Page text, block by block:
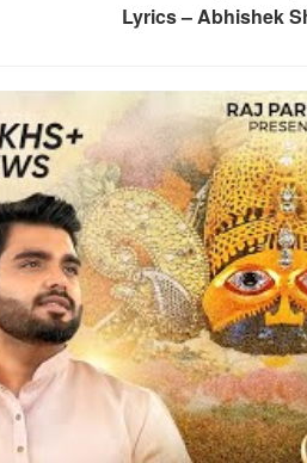
Lyrics – Abhishek